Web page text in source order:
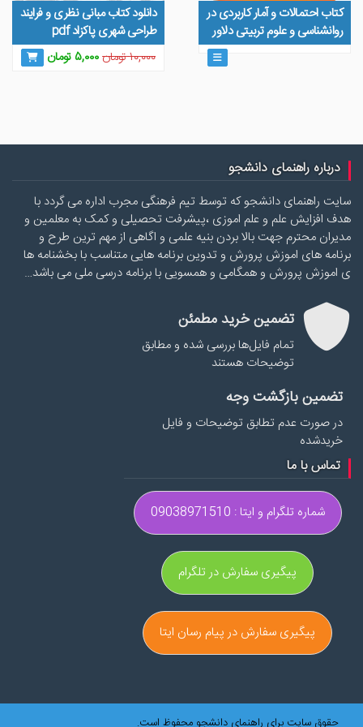
کتاب احتمالات و آمار کاربردی در
روانشناسی و علوم تربیتی دلاور
دانلود کتاب مبانی نظری و فرایند
طراحی شهری پاکزاد pdf
۱۰,۰۰۰تومانقیمت
۵,۰۰۰ تومانقیمت
درباره راهنمای دانشجو
سایت راهنمای دانشجو که توسط تیم فرهنگی مجرب اداره می گردد با
هدف افزایش علم و علم اموزی ،پیشرفت تحصیلی و کمک به معلمین و
مدیران محترم جهت بالا بردن بنیه علمی و اگاهی از مهم ترین طرح و
برنامه های اموزش پرورش و تدوین برنامه هایی متناسب با بخشنامه ها
ی اموزش پرورش و همگامی و همسویی با برنامه درسی ملی می باشد…
تضمین خرید مطمئن
تمام فایل‌ها بررسی شده و مطابق
توضیحات هستند
تضمین بازگشت وجه
در صورت عدم تطابق توضیحات و فایل
خریدشده
تماس با ما
شماره تلگرام و ایتا : 09038971510
پیگیری سفارش در تلگرام
پیگیری سفارش در پیام رسان ایتا
حقوق سایت برای راهنمای دانشجو محفوظ است.